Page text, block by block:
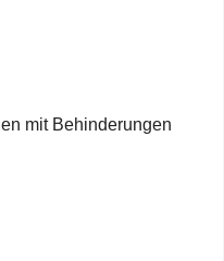
mit Behinderungen